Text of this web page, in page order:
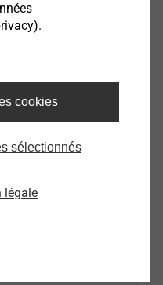
cookies
sélectionnés
légale